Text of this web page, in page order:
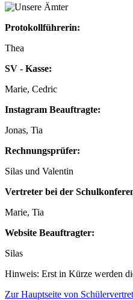
Protokollführerin:
Thea
SV - Kasse:
Marie, Cedric
Instagram Beauftragte:
Jonas, Tia
Rechnungsprüfer:
Silas und Valentin
Vertreter bei der
Marie, Tia
Website Beauftragter:
Silas
Hinweis: Erst in Kürze werden
Zur Hauptseite von